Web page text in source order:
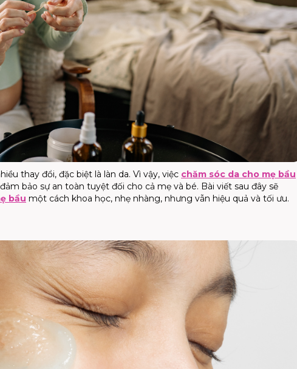
thay đổi, đặc biệt là làn da. Vì vậy, việc chăm sóc da cho mẹ bầu
bảo sự an toàn tuyệt đối cho cả mẹ và bé. Bài viết sau đây sẽ
bầu một cách khoa học, nhẹ nhàng, nhưng vẫn hiệu quả và tối ưu.